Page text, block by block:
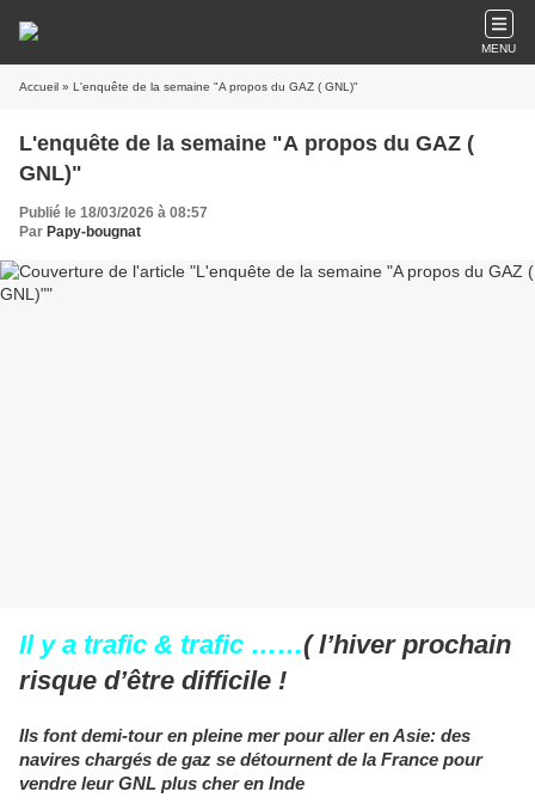
MENU
Accueil » L'enquête de la semaine "A propos du GAZ ( GNL)"
L'enquête de la semaine "A propos du GAZ (
GNL)"
Publié le 18/03/2026 à 08:57
Par Papy-bougnat
Il y a trafic & trafic ……( l’hiver prochain
risque d’être difficile !
Ils font demi-tour en pleine mer pour aller en Asie: des
navires chargés de gaz se détournent de la France pour
vendre leur GNL plus cher en Inde